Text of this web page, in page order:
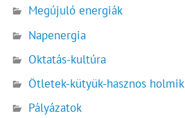
Megújuló energiák
Napenergia
Oktatás-kultúra
Ötletek-kütyük-hasznos holmik
Pályázatok